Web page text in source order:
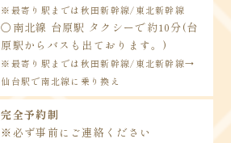
※最寄り駅までは秋田新幹線/東北新幹線
〇南北線 台原駅 タクシーで約10分(台
原駅からバスも出ております。)
※最寄り駅までは秋田新幹線/東北新幹線→
仙台駅で南北線に乗り換え
完全予約制
※必ず事前にご連絡ください